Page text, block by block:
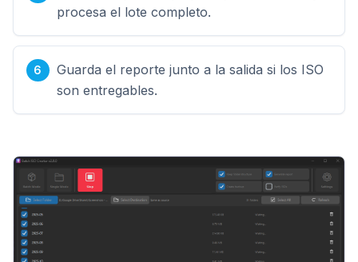
procesa el lote completo.
Guarda el reporte junto a la salida si los ISO
son entregables.